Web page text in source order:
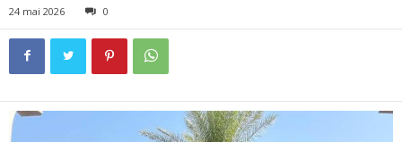
24 mai 2026 0